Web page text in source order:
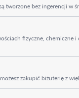
tworzone bez ingerencji w
fizyczne, chemiczne
zakupić biżuterię z